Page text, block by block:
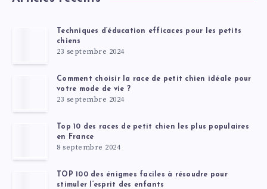
Techniques d’éducation efficaces pour les petits
chiens
23 septembre 2024
Comment choisir la race de petit chien idéale pour
votre mode de vie ?
23 septembre 2024
Top 10 des races de petit chien les plus populaires
en France
8 septembre 2024
TOP 100 des énigmes faciles à résoudre pour
stimuler l’esprit des enfants